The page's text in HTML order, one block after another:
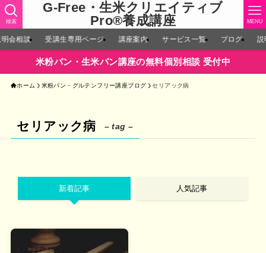
G-Free・生米クリエイティブ
Pro®︎養成講座
検索 MENU
明会相談 受講生専用ページ 講座案内 サービス一覧 ブログ 説
米粉パン・生米パン講座の無料個別相談 受付中
ホーム 米粉パン・グルテンフリー講座ブログ セリアック病
セリアック病 – tag –
新着記事 人気記事